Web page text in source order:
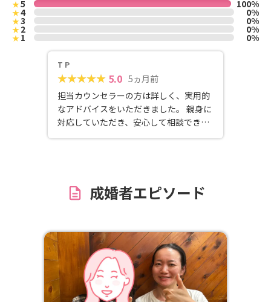
★5 100%
★4 0%
★3 0%
★2 0%
★1 0%
T P
5.0 5ヵ月前
担当カウンセラーの方は詳しく、実用的
なアドバイスをいただきました。 親身に
対応していただき、安心して相談できま
した。おすすめです。
成婚者エピソード